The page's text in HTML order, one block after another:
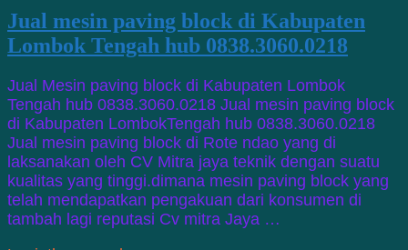
Jual mesin paving block di Kabupaten
Lombok Tengah hub 0838.3060.0218
Jual Mesin paving block di Kabupaten Lombok
Tengah hub 0838.3060.0218 Jual mesin paving block
di Kabupaten LombokTengah hub 0838.3060.0218
Jual mesin paving block di Rote ndao yang di
laksanakan oleh CV Mitra jaya teknik dengan suatu
kualitas yang tinggi.dimana mesin paving block yang
telah mendapatkan pengakuan dari konsumen di
tambah lagi reputasi Cv mitra Jaya …